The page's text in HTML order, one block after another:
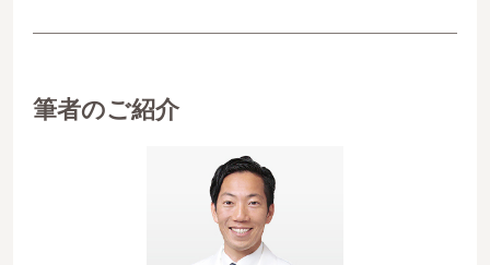
筆者のご紹介